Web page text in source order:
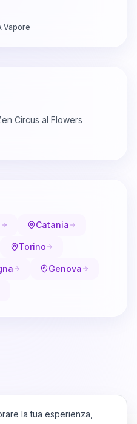
Vapore
Circus al Flowers
Catania
Torino
Genova
la tua esperienza,